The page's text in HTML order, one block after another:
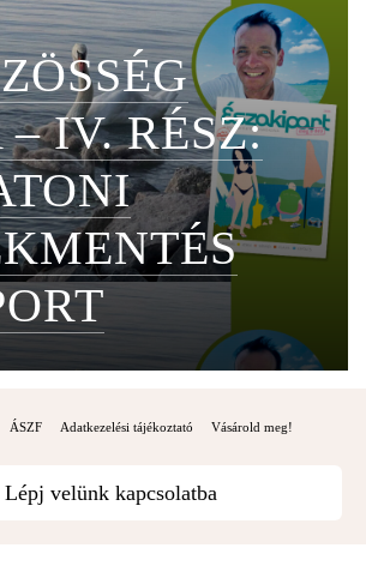
– IV. RÉSZ:
ÁSZF Adatkezelési tájékoztató Vásárold meg!
Lépj velünk kapcsolatba